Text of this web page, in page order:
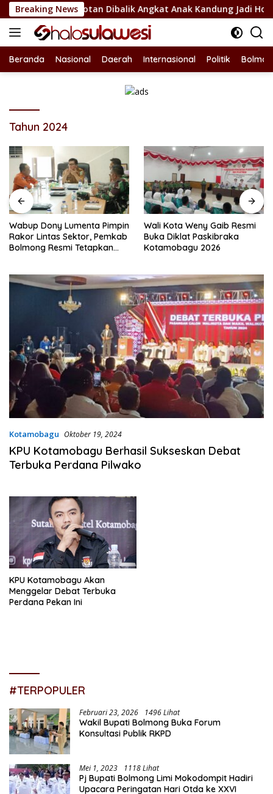
Langsung
ke
konten
Breaking News
Jadi Sorotan Dibalik Angkat Anak Kandung Jadi Honor
Beranda Nasional Daerah Internasional Politik
Tahun 2024
Wabup Dony Lumenta Pimpin
Rakor Lintas Sektor, Pemkab
Bolmong Resmi Tetapkan
Wali Kota Weny Gaib Resmi
Buka Diklat Paskibraka
Kotamobagu 2026
Kotamobagu Oktober 19, 2024
KPU Kotamobagu Berhasil Sukseskan Debat
Terbuka Perdana Pilwako
KPU Kotamobagu Akan
Menggelar Debat Terbuka
Perdana Pekan Ini
#TERPOPULER
Februari 23, 2026 1496 Lihat
Wakil Bupati Bolmong Buka Forum
Konsultasi Publik RKPD
Mei 1, 2023 1118 Lihat
Pj Bupati Bolmong Limi Mokodompit Hadiri
Upacara Peringatan Hari Otda ke XXVI